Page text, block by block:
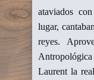
ataviados
lugar,
reyes.
Antropológica
Laurent la